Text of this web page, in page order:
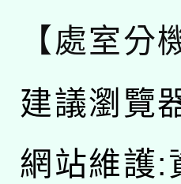
【處室分
建議瀏覽
網站維護: